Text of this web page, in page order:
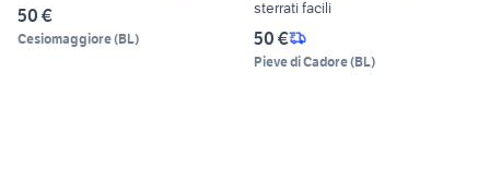
50 €
Cesiomaggiore(BL)
sterrati facili
50 €
Pieve di Cadore(BL)